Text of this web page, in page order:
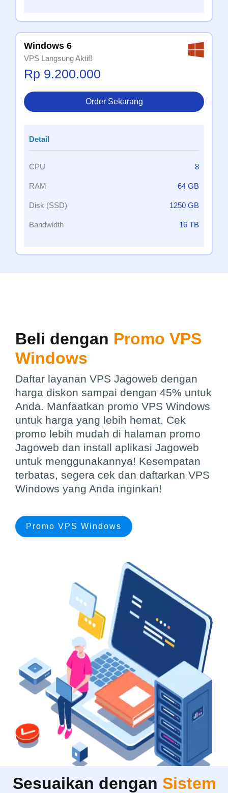
Windows 6
VPS Langsung Aktif!
Rp 9.200.000
Order Sekarang
Detail
CPU 8
RAM 64 GB
Disk (SSD) 1250 GB
Bandwidth 16 TB
Beli dengan Promo VPS
Windows
Daftar layanan VPS Jagoweb dengan
harga diskon sampai dengan 45% untuk
Anda. Manfaatkan promo VPS Windows
untuk harga yang lebih hemat. Cek
promo lebih mudah di halaman promo
Jagoweb dan install aplikasi Jagoweb
untuk menggunakannya! Kesempatan
terbatas, segera cek dan daftarkan VPS
Windows yang Anda inginkan!
Promo VPS Windows
Sesuaikan dengan Sistem